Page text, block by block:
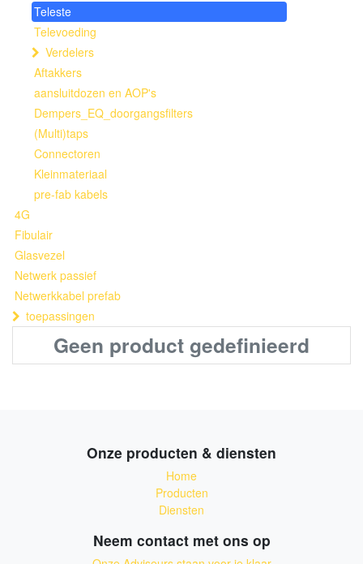
Teleste
Televoeding
Verdelers
Aftakkers
aansluitdozen en AOP's
Dempers_EQ_doorgangsfilters
(Multi)taps
Connectoren
Kleinmateriaal
pre-fab kabels
4G
Fibulair
Glasvezel
Netwerk passief
Netwerkkabel prefab
toepassingen
Geen product gedefinieerd
Onze producten & diensten
Home
Producten
Diensten
Neem contact met ons op